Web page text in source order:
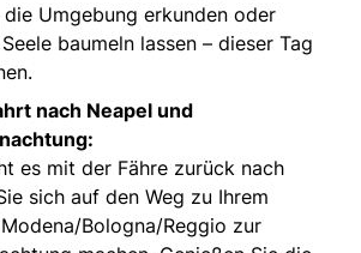
Umgebung erkunden oder
baumeln lassen – dieser Tag
nach Neapel und
es mit der Fähre zurück nach
sich auf den Weg zu Ihrem
Bologna/Reggio zur